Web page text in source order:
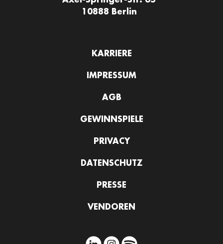
10888 Berlin
KARRIERE
IMPRESSUM
AGB
GEWINNSPIELE
PRIVACY
DATENSCHUTZ
PRESSE
VENDOREN